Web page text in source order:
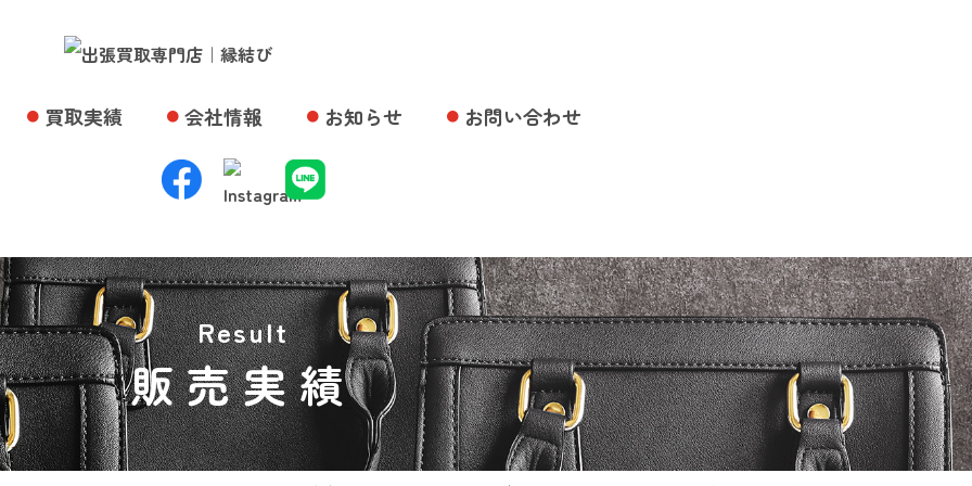
買取実績 会社情報 お知らせ お問い合わせ
Result
販売実績